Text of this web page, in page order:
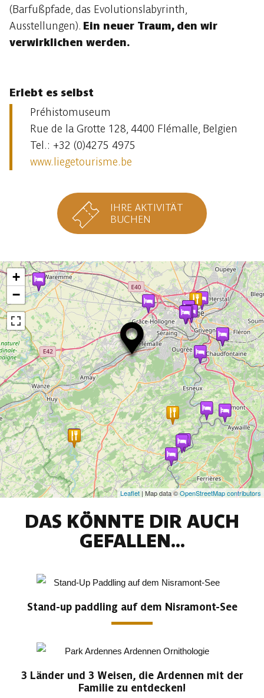
(Barfußpfade, das Evolutionslabyrinth,
Ausstellungen). Ein neuer Traum, den wir
verwirklichen werden.
Erlebt es selbst
Préhistomuseum
Rue de la Grotte 128, 4400 Flémalle, Belgien
Tel.: +32 (0)4275 4975
www. liegetourisme.be
IHRE AKTIVITÄT
BUCHEN
+
−
Leaflet | Map data ©OpenStreetMap contributors
DAS KÖNNTE DIR AUCH
GEFALLEN...
Stand-up paddling auf dem Nisramont-See
3 Länder und 3 Weisen, die Ardennen mit der
Familie zu entdecken!